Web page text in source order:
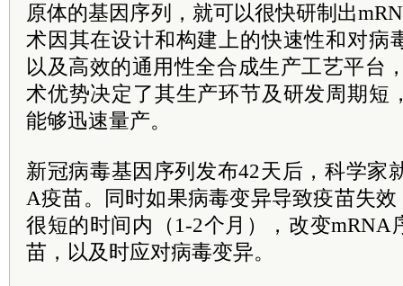
原体的基因序列，就可以很快研制出
术因其在设计和构建上的快速性和对病
以及高效的通用性全合成生产工艺平台
术优势决定了其生产环节及研发周期短
能够迅速量产。
新冠病毒基因序列发布42天后，科学家
A疫苗。同时如果病毒变异导致疫苗失
很短的时间内（1-2个月），改变mRNA
苗，以及时应对病毒变异。